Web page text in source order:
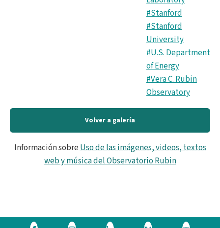
#Stanford
#Stanford
University
#U.S. Department
of Energy
#Vera C. Rubin
Observatory
Volver a galería
Información sobreUso de las imágenes, videos, textos
web y música del Observatorio Rubin